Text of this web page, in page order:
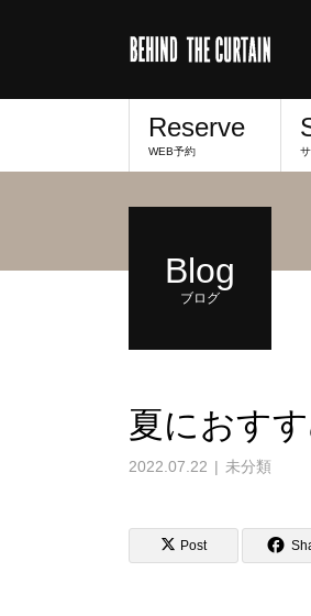
Reserve
WEB予約
Blog
ブログ
夏におす
2022.07.22 未分類
Post